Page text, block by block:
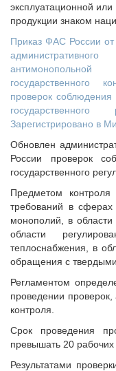
эксплуатационной
продукции знаком
Приказ ФАС России
государственного
проверок соблюдения
Зарегистрировано в
Обновлен
России проверок
государственного
Предметом контроля
требований в сферах
монополий, в области
области
теплоснабжения, в
обращения с
Регламентом
проведении проверок,
контроля.
Срок проведения
превышать 20 рабочих
Результатами